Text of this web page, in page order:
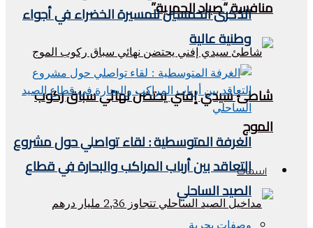
منافسة “صياد الحمرية”
شاطئ سيدي إفني يحتضن نهائي سباق ركوب
الموج
اسماك
الذكرى الخمسين للمسيرة الخضراء في أجواء
وطنية عالية
الغرفة المتوسطية : لقاء تواصلي حول مشروع
التعاقد بين أرباب المراكب والبحارة في قطاع
الصيد الساحلي
وصفات بحرية